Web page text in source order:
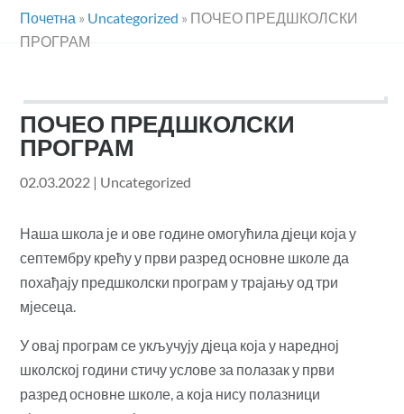
Почетна » Uncategorized » ПОЧЕО ПРЕДШКОЛСКИ
ПРОГРАМ
ПОЧЕО ПРЕДШКОЛСКИ
ПРОГРАМ
02.03.2022 | Uncategorized
Наша школа је и ове године омогућила дјеци која у
септембру крећу у први разред основне школе да
похађају предшколски програм у трајању од три
мјесеца.
У овај програм се укључују дјеца која у наредној
школској години стичу услове за полазак у први
разред основне школе, а која нису полазници